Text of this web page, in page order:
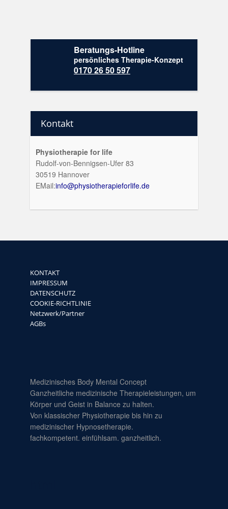
Beratungs-Hotline
persönliches Therapie-Konzept
0170 26 50 597
Kontakt
Physiotherapie for life
Rudolf-von-Bennigsen-Ufer 83
30519 Hannover
EMail:info@physiotherapieforlife.de
KONTAKT
IMPRESSUM
DATENSCHUTZ
COOKIE-RICHTLINIE
Netzwerk/Partner
AGBs
Medizinisches Body Mental Concept
Ganzheitliche medizinische Therapieleistungen, um
Körper und Geist in Balance zu halten.
Von klassischer Physiotherapie bis hin zu
medizinischer Hypnosetherapie.
fachkompetent. einfühlsam. ganzheitlich.